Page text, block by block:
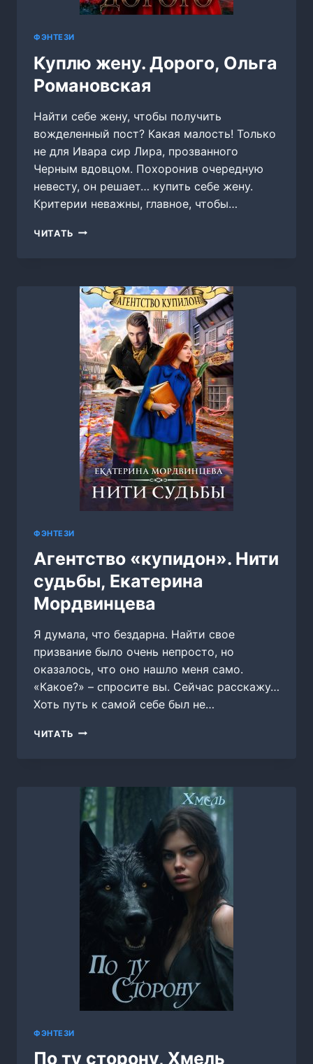
ФЭНТЕЗИ
Куплю жену. Дорого, Ольга
Романовская
Найти себе жену, чтобы получить
вожделенный пост? Какая малость! Только
не для Ивара сир Лира, прозванного
Черным вдовцом. Похоронив очередную
невесту, он решает… купить себе жену.
Критерии неважны, главное, чтобы…
ЧИТАТЬ КУПЛЮ
РОМАНОВСКАЯ
ФЭНТЕЗИ
Агентство «купидон». Нити
судьбы, Екатерина
Мордвинцева
Я думала, что бездарна. Найти свое
призвание было очень непросто, но
оказалось, что оно нашло меня само.
«Какое?» – спросите вы. Сейчас расскажу…
Хоть путь к самой себе был не…
ЧИТАТЬ АГЕНТСТВО
ЕКАТЕРИНА
МОРДВИНЦЕВА
ФЭНТЕЗИ
По ту сторону, Хмель